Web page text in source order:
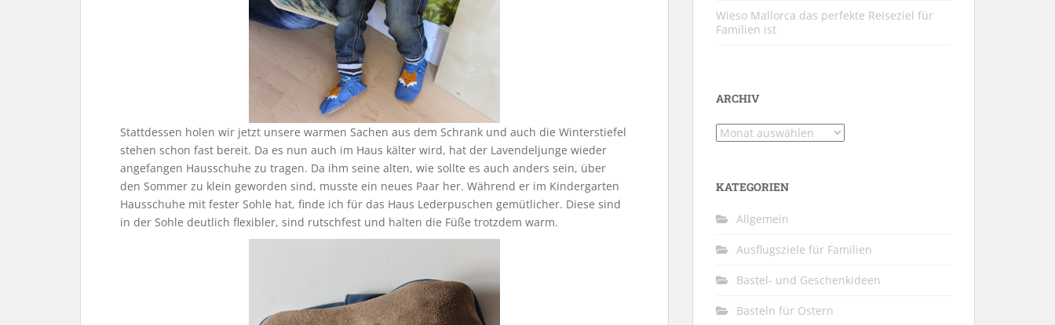
Stattdessen holen wir jetzt unsere warmen Sachen aus dem Schrank und auch die Winterstiefel
stehen schon fast bereit. Da es nun auch im Haus kälter wird, hat der Lavendeljunge wieder
angefangen Hausschuhe zu tragen. Da ihm seine alten, wie sollte es auch anders sein, über
den Sommer zu klein geworden sind, musste ein neues Paar her. Während er im Kindergarten
Hausschuhe mit fester Sohle hat, finde ich für das Haus Lederpuschen gemütlicher. Diese sind
in der Sohle deutlich flexibler, sind rutschfest und halten die Füße trotzdem warm.
Wieso Mallorca das perfekte Reiseziel für
Familien ist
ARCHIV
Archiv
KATEGORIEN
Allgemein
Ausflugsziele für Familien
Bastel- und Geschenkideen
Basteln für Ostern